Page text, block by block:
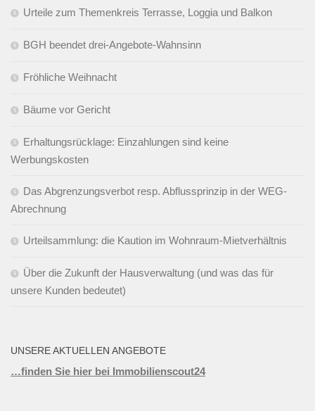
Urteile zum Themenkreis Terrasse, Loggia und Balkon
BGH beendet drei-Angebote-Wahnsinn
Fröhliche Weihnacht
Bäume vor Gericht
Erhaltungsrücklage: Einzahlungen sind keine
Werbungskosten
Das Abgrenzungsverbot resp. Abflussprinzip in der WEG-
Abrechnung
Urteilsammlung: die Kaution im Wohnraum-Mietverhältnis
Über die Zukunft der Hausverwaltung (und was das für
unsere Kunden bedeutet)
UNSERE AKTUELLEN ANGEBOTE
…finden Sie hier bei Immobilienscout24